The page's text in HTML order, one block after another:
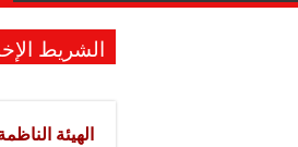
الشريط
الهيئة الناظمة للاتصالات: